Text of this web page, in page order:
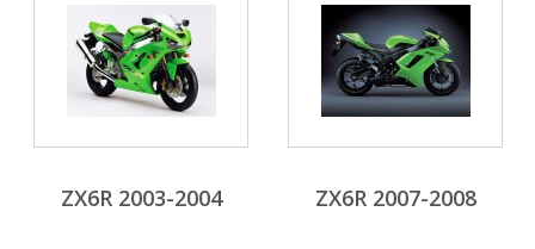
ZX6R 2003-2004 ZX6R 2007-2008